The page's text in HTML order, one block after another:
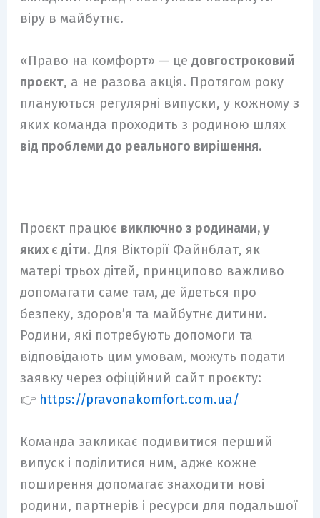
віру в майбутнє.
«Право на комфорт» — цедовгостроковий
проєкт, а не разова акція. Протягом року
плануються регулярні випуски, у кожному з
яких команда проходить з родиною шлях
від проблеми до реального вирішення.
Проєкт працює виключно з родинами, у
яких є діти. Для Вікторії Файнблат, як
матері трьох дітей, принципово важливо
допомагати саме там, де йдеться про
безпеку, здоров’я та майбутнє дитини.
Родини, які потребують допомоги та
відповідають цим умовам, можуть подати
заявку через офіційний сайт проєкту:
👉 https://pravonakomfort.com.ua/
Команда закликає подивитися перший
випуск і поділитися ним, адже кожне
поширення допомагає знаходити нові
родини, партнерів і ресурси для подальшої